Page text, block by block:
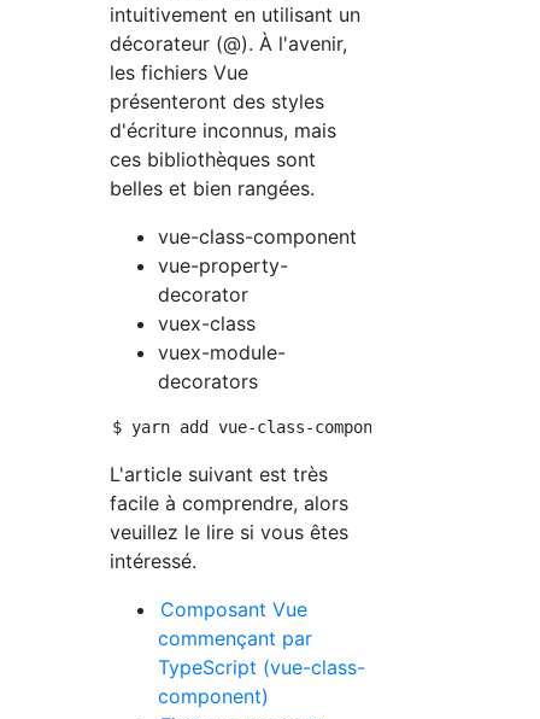
intuitivement en utilisant un
décorateur (@). À l'avenir,
les fichiers Vue
présenteront des styles
d'écriture inconnus, mais
ces bibliothèques sont
belles et bien rangées.
vue-class-component
vue-property-
decorator
vuex-class
vuex-module-
decorators
L'article suivant est très
facile à comprendre, alors
veuillez le lire si vous êtes
intéressé.
Composant Vue
commençant par
TypeScript (vue-class-
component)